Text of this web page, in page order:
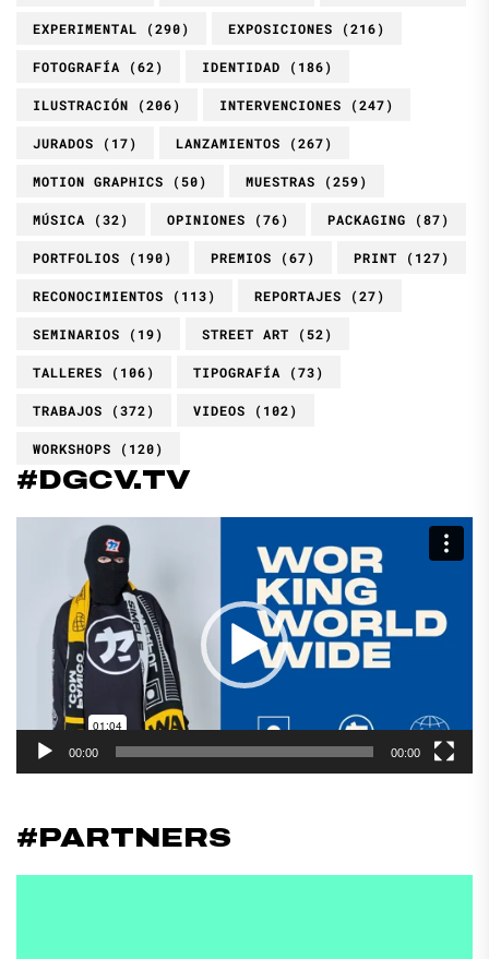
EXPERIMENTAL (290) EXPOSICIONES (216)
FOTOGRAFÍA (62) IDENTIDAD (186)
ILUSTRACIÓN (206) INTERVENCIONES (247)
JURADOS (17) LANZAMIENTOS (267)
MOTION GRAPHICS (50) MUESTRAS (259)
MÚSICA (32) OPINIONES (76) PACKAGING (87)
PORTFOLIOS (190) PREMIOS (67) PRINT (127)
RECONOCIMIENTOS (113) REPORTAJES (27)
SEMINARIOS (19) STREET ART (52)
TALLERES (106) TIPOGRAFÍA (73)
TRABAJOS (372) VIDEOS (102)
WORKSHOPS (120)
#DGCV.TV
Reproductor
00:00 00:00
#PARTNERS